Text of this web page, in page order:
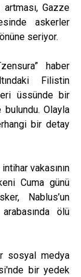
Gazze
askerler
seriyor.
haber
Filistin
üssünde bir
Olayla
bir detay
vakasının
Cuma günü
Nablus’un
ölü
sosyal medya
bir yedek